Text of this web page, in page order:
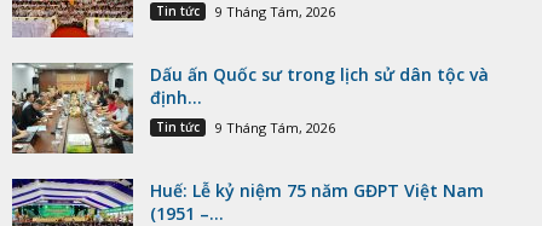
Tin tức 9 Tháng Tám, 2026
Dấu ấn Quốc sư trong lịch sử dân tộc và
định...
Tin tức 9 Tháng Tám, 2026
Huế: Lễ kỷ niệm 75 năm GĐPT Việt Nam
(1951 –...